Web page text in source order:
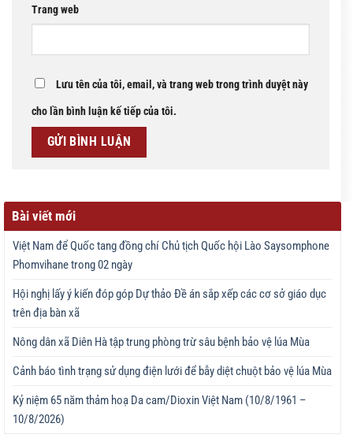
Trang web
Lưu tên của tôi, email, và trang web trong trình duyệt này
cho lần bình luận kế tiếp của tôi.
Bài viết mới
Việt Nam để Quốc tang đồng chí Chủ tịch Quốc hội Lào Saysomphone
Phomvihane trong 02 ngày
Hội nghị lấy ý kiến đóp góp Dự thảo Đề án sắp xếp các cơ sở giáo dục
trên địa bàn xã
Nông dân xã Diên Hà tập trung phòng trừ sâu bệnh bảo vệ lúa Mùa
Cảnh báo tình trạng sử dụng điện lưới để bẫy diệt chuột bảo vệ lúa Mùa
Kỷ niệm 65 năm thảm hoạ Da cam/Dioxin Việt Nam (10/8/1961 –
10/8/2026)